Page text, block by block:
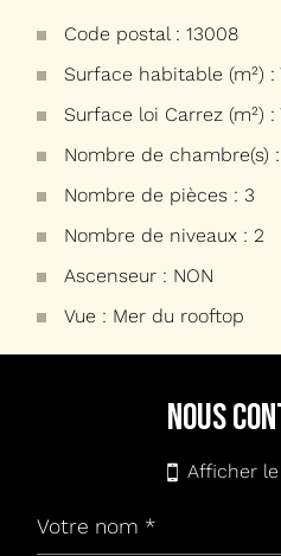
Code postal : 13008
Surface habitable (m²) :
Surface loi Carrez (m²) :
Nombre de chambre(s)
Nombre de pièces : 3
Nombre de niveaux : 2
Ascenseur : NON
Vue : Mer du rooftop
la ville de marseille
nous
Afficher